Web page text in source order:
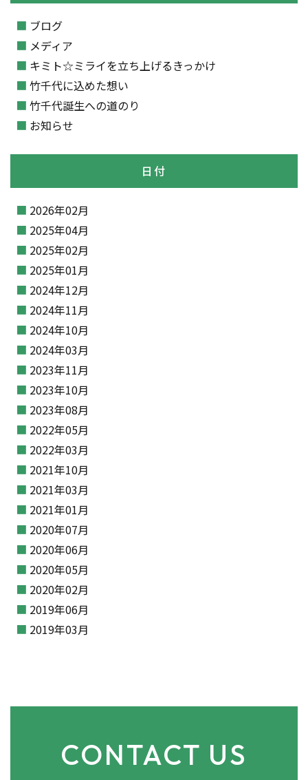
ブログ
メディア
キミト☆ミライを立ち上げるきっかけ
竹千代に込めた想い
竹千代誕生への道のり
お知らせ
日付
2026年02月
2025年04月
2025年02月
2025年01月
2024年12月
2024年11月
2024年10月
2024年03月
2023年11月
2023年10月
2023年08月
2022年05月
2022年03月
2021年10月
2021年03月
2021年01月
2020年07月
2020年06月
2020年05月
2020年02月
2019年06月
2019年03月
CONTACT US